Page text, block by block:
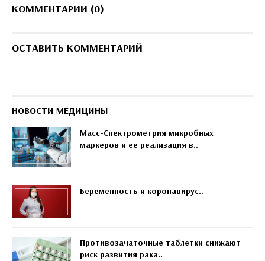
КОММЕНТАРИИ (0)
ОСТАВИТЬ КОММЕНТАРИЙ
НОВОСТИ МЕДИЦИНЫ
Масс-Спектрометрия микробных
маркеров и ее реализация в..
Беременность и коронавирус..
Противозачаточные таблетки снижают
риск развития рака..